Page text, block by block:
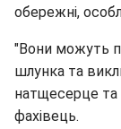
обережні,
"Вони можуть
шлунка та
натщесерце
фахівець.